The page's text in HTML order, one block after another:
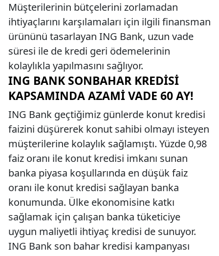
Müşterilerinin bütçelerini zorlamadan
ihtiyaçlarını karşılamaları için ilgili finansman
ürününü tasarlayan ING Bank, uzun vade
süresi ile de kredi geri ödemelerinin
kolaylıkla yapılmasını sağlıyor.
ING BANK SONBAHAR KREDISI
KAPSAMINDA AZAMI VADE 60 AY!
ING Bank geçtiğimiz günlerde konut kredisi
faizini düşürerek konut sahibi olmayı isteyen
müşterilerine kolaylık sağlamıştı. Yüzde 0,98
faiz oranı ile konut kredisi imkanı sunan
banka piyasa koşullarında en düşük faiz
oranı ile konut kredisi sağlayan banka
konumunda. Ülke ekonomisine katkı
sağlamak için çalışan banka tüketiciye
uygun maliyetli ihtiyaç kredisi de sunuyor.
ING Bank son bahar kredisi kampanyası